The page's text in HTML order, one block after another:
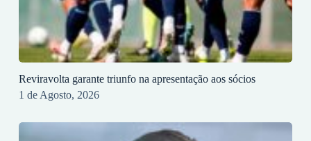
Reviravolta garante triunfo na apresentação aos sócios
1 de Agosto, 2026